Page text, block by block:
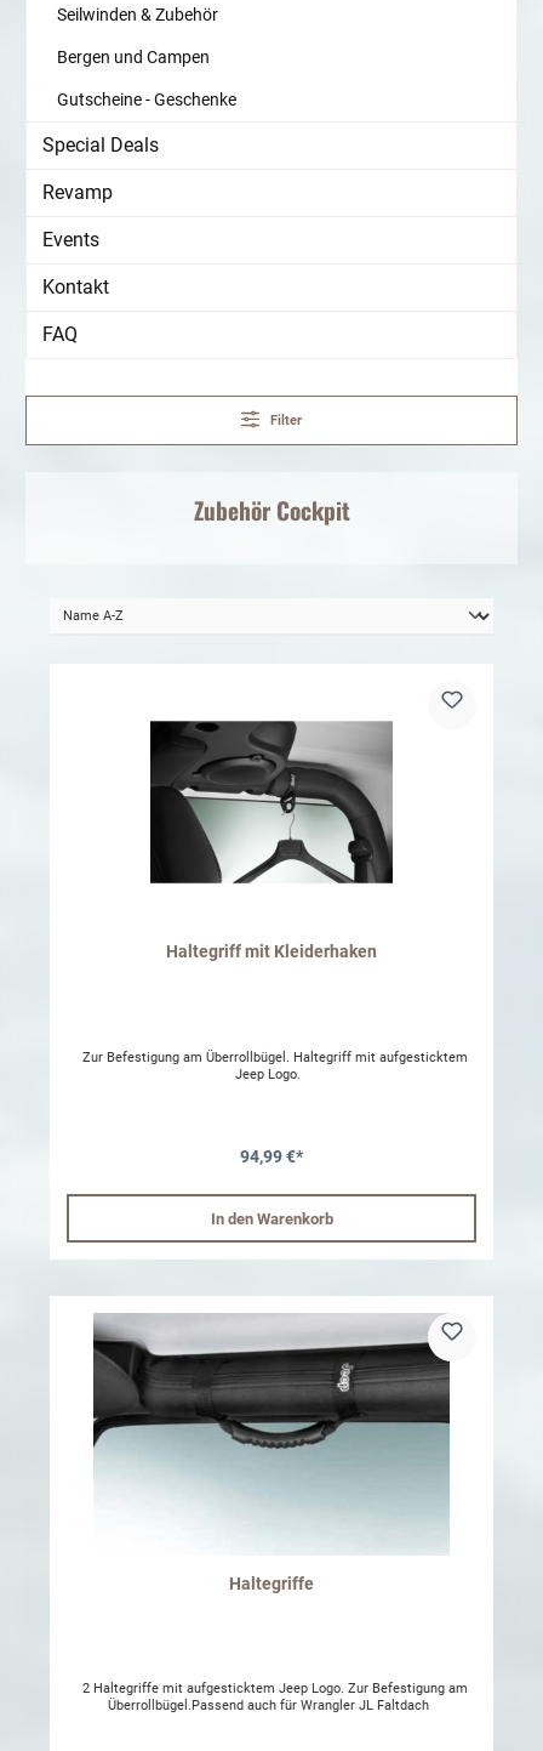
Seilwinden & Zubehör
Bergen und Campen
Gutscheine - Geschenke
Special Deals
Revamp
Events
Kontakt
FAQ
Filter
Zubehör Cockpit
Haltegriff mit Kleiderhaken
Zur Befestigung am Überrollbügel. Haltegriff mit aufgesticktem
Jeep Logo.
94,99 €*
In den Warenkorb
Haltegriffe
2 Haltegriffe mit aufgesticktem Jeep Logo. Zur Befestigung am
Überrollbügel.Passend auch für Wrangler JL Faltdach